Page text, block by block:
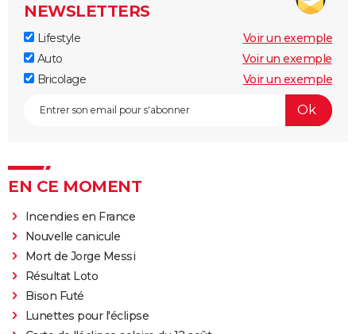
NEWSLETTERS
Lifestyle
Voir un exemple
Auto
Voir un exemple
Bricolage
Voir un exemple
EN CE MOMENT
Incendies en France
Nouvelle canicule
Mort de Jorge Messi
Résultat Loto
Bison Futé
Lunettes pour l'éclipse